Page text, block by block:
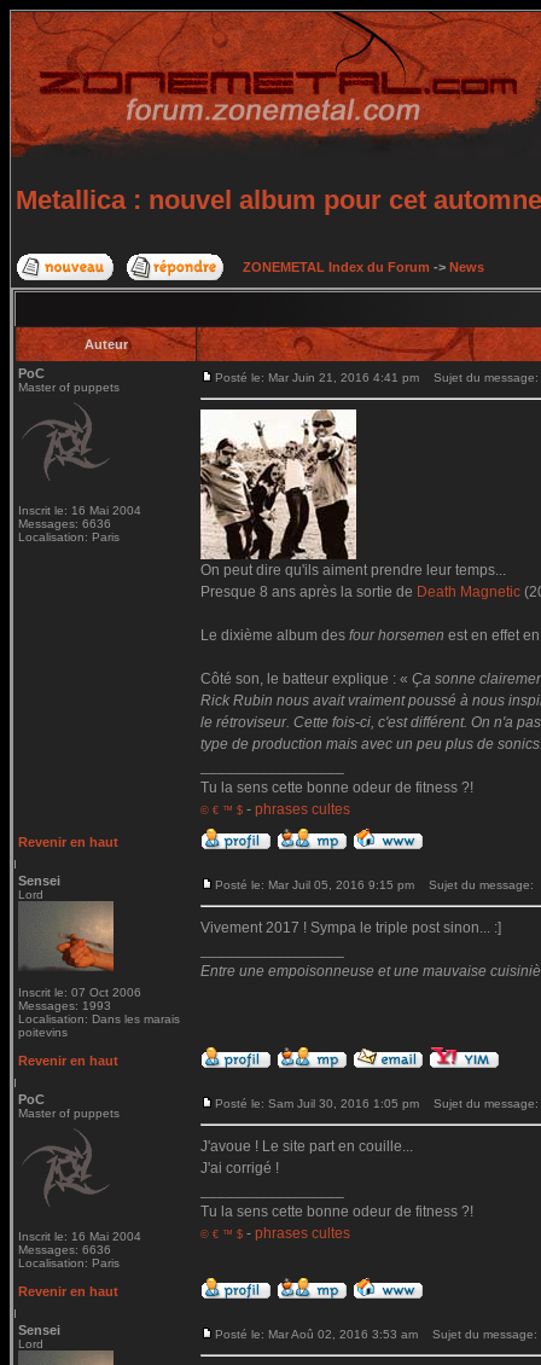
Metallica : nouvel album pour cet automne
ZONEMETAL Index du Forum -> News
Auteur
PoC
Master of puppets
Inscrit le: 16 Mai 2004
Messages: 6636
Localisation: Paris
Posté le: Mar Juin 21, 2016 4:41 pm Sujet du message:
On peut dire qu'ils aiment prendre leur temps...
Presque 8 ans après la sortie de Death Magnetic
Le dixième album des four horsemen est en effet
Côté son, le batteur explique : « Ça sonne
Rick Rubin nous avait vraiment poussé à nous
le rétroviseur. Cette fois-ci, c'est différent. On n'a
type de production mais avec un peu plus de
Tu la sens cette bonne odeur de fitness ?!
© € ™ $ - phrases cultes
Revenir en haut
Sensei
Lord
Inscrit le: 07 Oct 2006
Messages: 1993
Localisation: Dans les marais
poitevins
Posté le: Mar Juil 05, 2016 9:15 pm Sujet du message:
Vivement 2017 ! Sympa le triple post sinon... :]
Entre une empoisonneuse et une mauvaise
Revenir en haut
PoC
Master of puppets
Inscrit le: 16 Mai 2004
Messages: 6636
Localisation: Paris
Posté le: Sam Juil 30, 2016 1:05 pm Sujet du message:
J'avoue ! Le site part en couille...
J'ai corrigé !
Tu la sens cette bonne odeur de fitness ?!
© € ™ $ - phrases cultes
Revenir en haut
Sensei
Lord
Posté le: Mar Aoû 02, 2016 3:53 am Sujet du message: